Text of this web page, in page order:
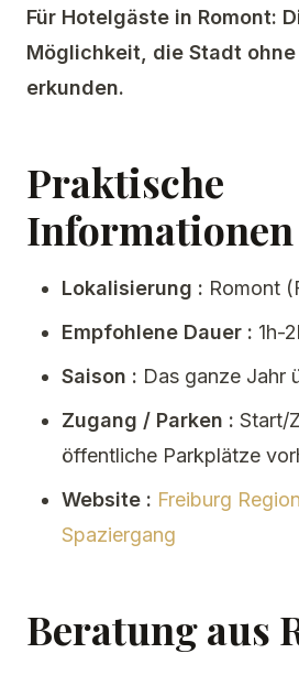
Für Hotelgäste in Romont:
Möglichkeit, die Stadt
erkunden.
Praktische
Informationen
Lokalisierung : Romont
Empfohlene Dauer : 1h-
Saison : Das ganze Jahr
Zugang / Parken : Start/
öffentliche Parkplätze
Website : Freiburg
Spaziergang
Beratung aus